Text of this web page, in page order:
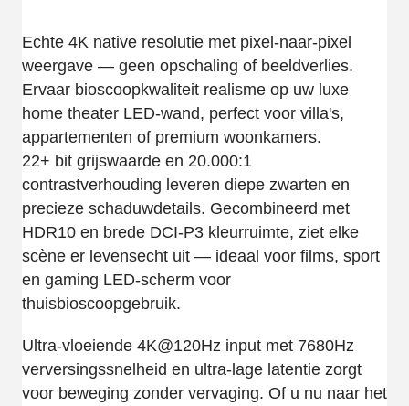
Echte 4K native resolutie met pixel-naar-pixel
weergave — geen opschaling of beeldverlies.
Ervaar bioscoopkwaliteit realisme op uw luxe
home theater LED-wand, perfect voor villa's,
appartementen of premium woonkamers.
22+ bit grijswaarde en 20.000:1
contrastverhouding leveren diepe zwarten en
precieze schaduwdetails. Gecombineerd met
HDR10 en brede DCI-P3 kleurruimte, ziet elke
scène er levensecht uit — ideaal voor films, sport
en gaming LED-scherm voor
thuisbioscoopgebruik.
Ultra-vloeiende 4K@120Hz input met 7680Hz
verversingssnelheid en ultra-lage latentie zorgt
voor beweging zonder vervaging. Of u nu naar het